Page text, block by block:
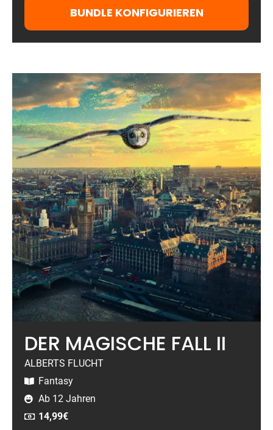
BUNDLE KONFIGURIEREN
DER MAGISCHE FALL II
ALBERTS FLUCHT
Fantasy
Ab 12 Jahren
14,99€